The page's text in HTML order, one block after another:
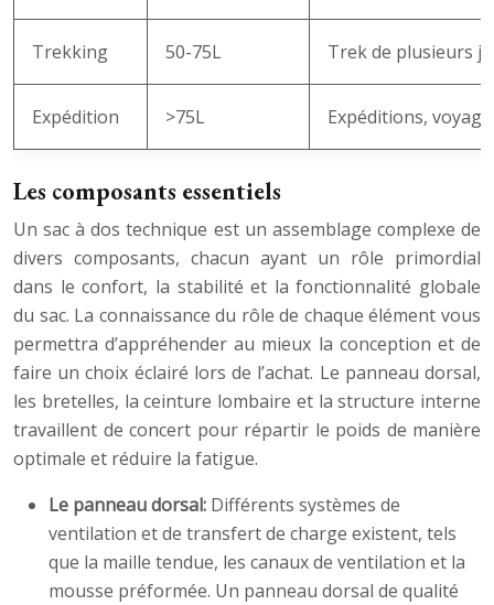
Trekking 50-75L Trek de plusieurs
Expédition >75L Expéditions,
Les composants essentiels
Un sac à dos technique est un assemblage complexe de
divers composants, chacun ayant un rôle primordial
dans le confort, la stabilité et la fonctionnalité globale
du sac. La connaissance du rôle de chaque élément vous
permettra d’appréhender au mieux la conception et de
faire un choix éclairé lors de l’achat. Le panneau dorsal,
les bretelles, la ceinture lombaire et la structure interne
travaillent de concert pour répartir le poids de manière
optimale et réduire la fatigue.
Le panneau dorsal: Différents systèmes de
ventilation et de transfert de charge existent, tels
que la maille tendue, les canaux de ventilation et la
mousse préformée. Un panneau dorsal de qualité